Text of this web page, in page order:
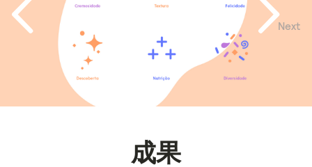
Next
成果